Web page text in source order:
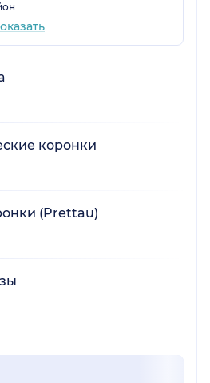
коронки
(Prettau)